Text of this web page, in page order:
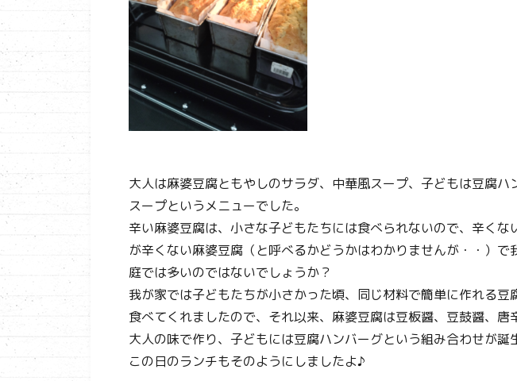
大人は麻婆豆腐ともやしのサラダ、中華風スープ、子どもは豆腐
スープというメニューでした。
辛い麻婆豆腐は、小さな子どもたちには食べられないので、辛く
が辛くない麻婆豆腐（と呼べるかどうかはわかりませんが・・）
庭では多いのではないでしょうか？
我が家では子どもたちが小さかった頃、同じ材料で簡単に作れる豆
食べてくれましたので、それ以来、麻婆豆腐は豆板醤、豆鼓醤、唐
大人の味で作り、子どもには豆腐ハンバーグという組み合わせが誕
この日のランチもそのようにしましたよ♪